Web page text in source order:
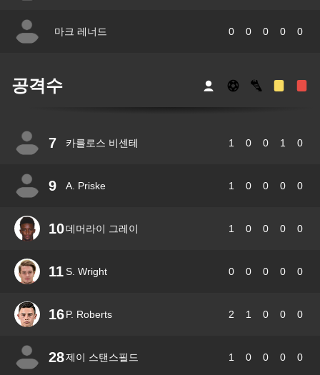
마크 레너드 0 0 0 0 0
공격수
7 카를로스 비센테 1 0 0 1 0
9 A. Priske 1 0 0 0 0
10데머라이 그레이 1 0 0 0 0
11S. Wright 0 0 0 0 0
16P. Roberts 2 1 0 0 0
28제이 스탠스필드 1 0 0 0 0